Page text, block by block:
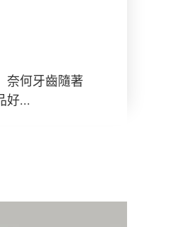
奈何牙齒隨著
好...